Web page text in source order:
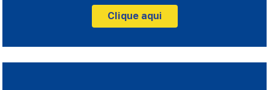
Clique aqui